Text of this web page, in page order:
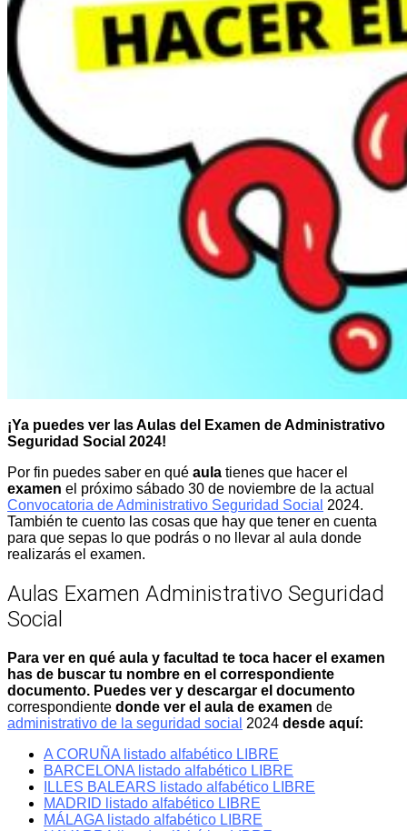
¡Ya puedes ver las Aulas del Examen de Administrativo
Seguridad Social 2024!
Por fin puedes saber en qué aula tienes que hacer el
examen el próximo sábado 30 de noviembre de la actual
Convocatoria de Administrativo Seguridad Social 2024.
También te cuento las cosas que hay que tener en cuenta
para que sepas lo que podrás o no llevar al aula donde
realizarás el examen.
Aulas Examen Administrativo Seguridad
Social
Para ver en qué aula y facultad te toca hacer el examen
has de buscar tu nombre en el correspondiente
documento. Puedes ver y descargar el documento
correspondiente donde ver el aula de examen de
administrativo de la seguridad social 2024 desde aquí:
A CORUÑA listado alfabético LIBRE
BARCELONA listado alfabético LIBRE
ILLES BALEARS listado alfabético LIBRE
MADRID listado alfabético LIBRE
MÁLAGA listado alfabético LIBRE